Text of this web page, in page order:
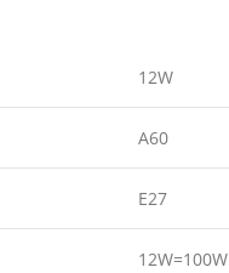
12W
A60
E27
12W=100W